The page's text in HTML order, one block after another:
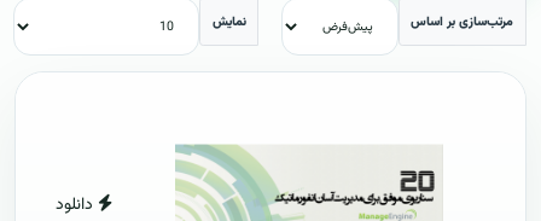
مرتب‌سازی بر اساس نمایش
دانلود